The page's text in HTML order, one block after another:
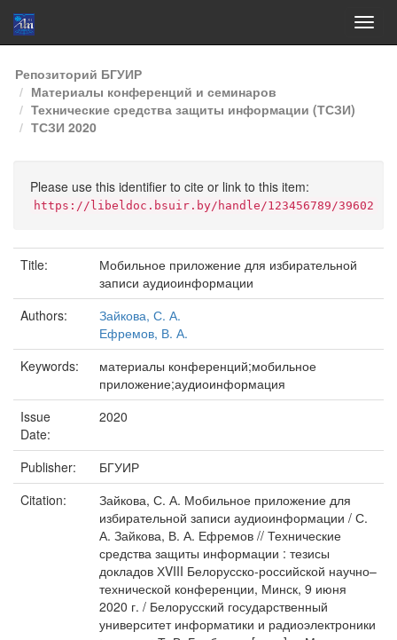
Skip
navigation
Репозиторий БГУИР
Материалы конференций и семинаров
Технические средства защиты информации (ТСЗИ)
ТСЗИ 2020
Please use this identifier to cite or link to this item:
https://libeldoc.bsuir.by/handle/123456789/39602
Title:
Мобильное приложение для избирательной
записи аудиоинформации
Authors:
Зайкова, С. А.
Ефремов, В. А.
Keywords:
материалы конференций;мобильное
приложение;аудиоинформация
Issue
Date:
2020
Publisher:
БГУИР
Citation:
Зайкова, С. А. Мобильное приложение для
избирательной записи аудиоинформации / С.
А. Зайкова, В. А. Ефремов // Технические
средства защиты информации : тезисы
докладов ХVIII Белорусско-российской научно–
технической конференции, Минск, 9 июня
2020 г. / Белорусский государственный
университет информатики и радиоэлектроники